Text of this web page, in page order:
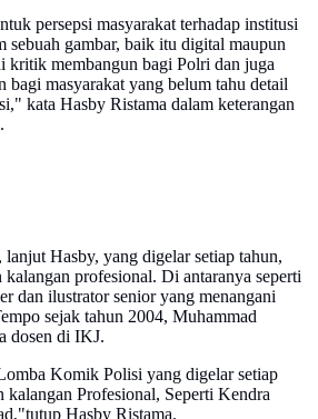
persepsi masyarakat terhadap institusi
sebuah gambar, baik itu digital maupun
kritik membangun bagi Polri dan juga
bagi masyarakat yang belum tahu detail
kata Hasby Ristama dalam keterangan
Hasby, yang digelar setiap tahun,
profesional. Di antaranya seperti
dan ilustrator senior yang menangani
sejak tahun 2004, Muhammad
dosen di IKJ.
Komik Polisi yang digelar setiap
kalangan Profesional, Seperti Kendra
Hasby Ristama.